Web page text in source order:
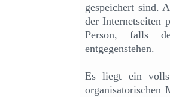
gespeichert sind.
der Internetseiten
Person, falls
entgegenstehen.
Es liegt ein
organisatorischen